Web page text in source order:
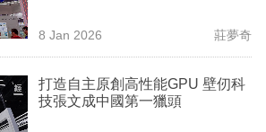
8 Jan 2026 莊夢奇
打造自主原創高性能GPU 壁仞科
技張文成中國第一獵頭